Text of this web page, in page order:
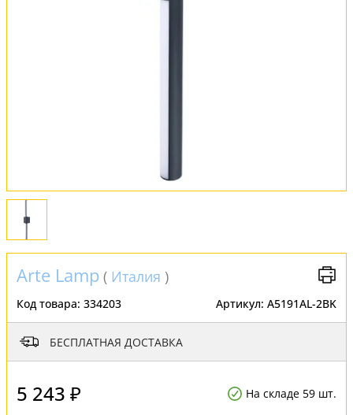
Arte Lamp ( Италия )
Код товара: 334203 Артикул: A5191AL-2BK
БЕСПЛАТНАЯ ДОСТАВКА
5 243 ₽ На складе 59 шт.